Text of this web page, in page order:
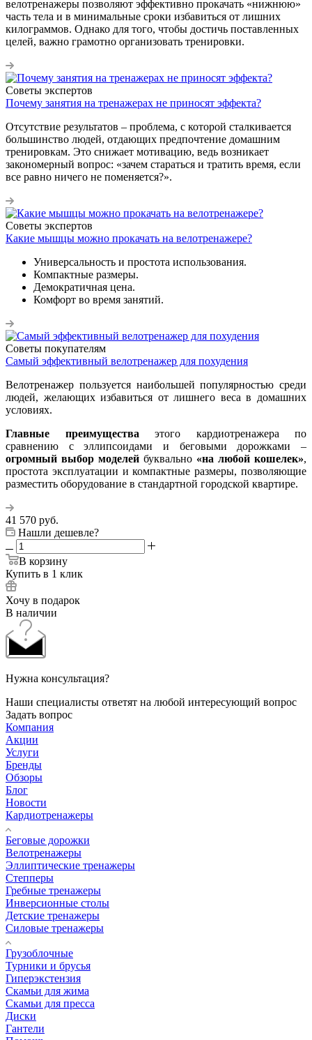
велотренажеры позволяют эффективно прокачать «нижнюю»
часть тела и в минимальные сроки избавиться от лишних
килограммов. Однако для того, чтобы достичь поставленных
целей, важно грамотно организовать тренировки.
Советы экспертов
Почему занятия на тренажерах не приносят эффекта?
Отсутствие результатов – проблема, с которой сталкивается
большинство людей, отдающих предпочтение домашним
тренировкам. Это снижает мотивацию, ведь возникает
закономерный вопрос: «зачем стараться и тратить время, если
все равно ничего не поменяется?».
Советы экспертов
Какие мышцы можно прокачать на велотренажере?
Универсальность и простота использования.
Компактные размеры.
Демократичная цена.
Комфорт во время занятий.
Советы покупателям
Самый эффективный велотренажер для похудения
Велотренажер пользуется наибольшей популярностью среди
людей, желающих избавиться от лишнего веса в домашних
условиях.
Главные преимущества этого кардиотренажера по
сравнению с эллипсоидами и беговыми дорожками –
огромный выбор моделей буквально «на любой кошелек»,
простота эксплуатации и компактные размеры, позволяющие
разместить оборудование в стандартной городской квартире.
41 570 руб.
Нашли дешевле?
В корзину
Купить в 1 клик
Хочу в подарок
В наличии
Нужна консультация?
Наши специалисты ответят на любой интересующий вопрос
Задать вопрос
Компания
Акции
Услуги
Бренды
Обзоры
Блог
Новости
Кардиотренажеры
Беговые дорожки
Велотренажеры
Эллиптические тренажеры
Степперы
Гребные тренажеры
Инверсионные столы
Детские тренажеры
Силовые тренажеры
Грузоблочные
Турники и брусья
Гиперэкстензия
Скамьи для жима
Скамьи для пресса
Диски
Гантели